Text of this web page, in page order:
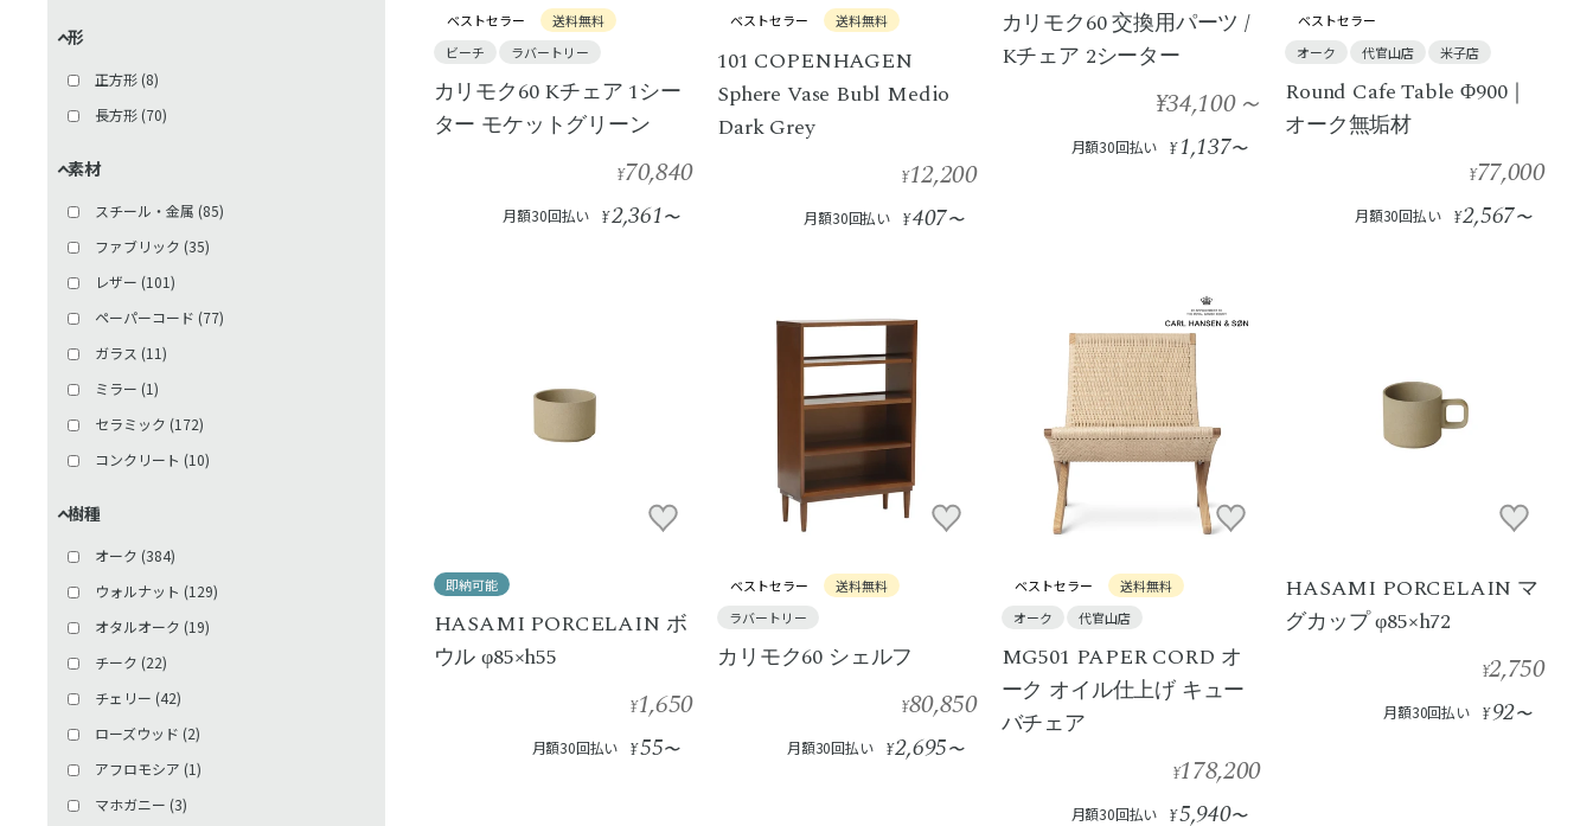
形
正方形 (8)
長方形 (70)
素材
スチール・金属 (85)
ファブリック (35)
レザー (101)
ペーパーコード (77)
ガラス (11)
ミラー (1)
セラミック (172)
コンクリート (10)
樹種
オーク (384)
ウォルナット (129)
オタルオーク (19)
チーク (22)
チェリー (42)
ローズウッド (2)
アフロモシア (1)
マホガニー (3)
ベストセラー
送料無料
ビーチ
ラバートリー
カリモク60 Kチェア 1シー
ター モケットグリーン
¥70,840
月額30回払い ¥2,361〜
ベストセラー 送料無料
101 COPENHAGEN
Sphere Vase Bubl Medio
Dark Grey
¥12,200
月額30回払い ¥407〜
カリモク60 交換用パーツ /
Kチェア 2シーター
¥34,100～
月額30回払い ¥1,137〜
ベストセラー
オーク
代官山店 米子店
Round Cafe Table Φ900｜
オーク無垢材
¥77,000
月額30回払い ¥2,567〜
即納可能
HASAMI PORCELAIN ボ
ウル φ85×h55
¥1,650
月額30回払い ¥55〜
ベストセラー
送料無料
ラバートリー
カリモク60 シェルフ
¥80,850
月額30回払い ¥2,695〜
ベストセラー
送料無料
オーク
代官山店
MG501 PAPER CORD オ
ーク オイル仕上げ キュー
バチェア
¥178,200
月額30回払い ¥5,940〜
HASAMI PORCELAIN マ
グカップ φ85×h72
¥2,750
月額30回払い ¥92〜